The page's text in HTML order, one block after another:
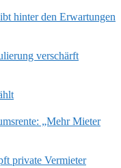
hinter den Erwartungen
verschärft
„Mehr Mieter
private Vermieter